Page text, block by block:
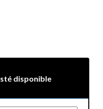
disponible